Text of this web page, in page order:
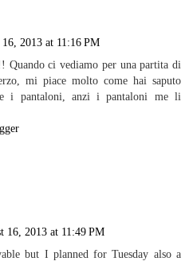
2013 at 11:16 PM
Quando ci vediamo per una partita di
mi piace molto come hai saputo
i pantaloni, anzi i pantaloni me li
16, 2013 at 11:49 PM
but I planned for Tuesday also a